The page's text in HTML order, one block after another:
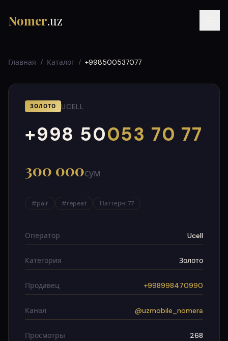
Nomer.uz
UZ УЗ
Главная / Каталог / +998500537077
ЗОЛОТО UCELL
+998 50053 70 77
000
999
300 000сум
#pair #repeat Паттерн:77
Оператор Ucell
Категория Золото
Продавец +998998470990
Канал @uzmobile_nomera
Просмотры 268